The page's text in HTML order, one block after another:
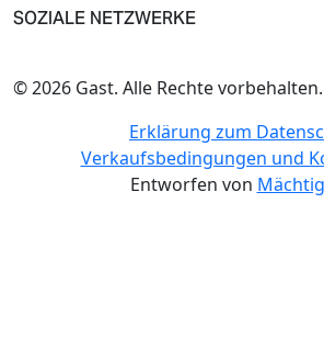
SOZIALE NETZWERKE
© 2026 Gast. Alle Rechte vorbehalten.
Erklärung zum
Verkaufsbedingungen und
Entworfen von